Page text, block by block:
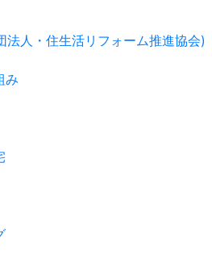
法人・住生活リフォーム推進協会)
み